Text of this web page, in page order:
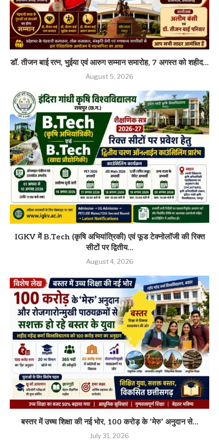
डॉ. तीजन बाई रत्न, भुईया एवं आरुग सम्मान समारोह, 7 अगस्त को शहीद...
August 5, 2026
IGKV में B.Tech (कृषि अभियांत्रिकी) एवं फूड टेक्नोलॉजी की रिक्त
सीटों पर द्वितीय...
August 4, 2026
बस्तर में उच्च शिक्षा की नई भोर, 100 करोड़ के ‘मेरु’ अनुदान से...
July 31, 2026